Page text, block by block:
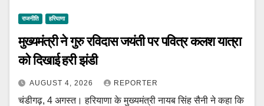
राजनीति हरियाणा
मुख्यमंत्री ने गुरु रविदास जयंती पर पवित्र कलश यात्रा
को दिखाई हरी झंडी
AUGUST 4, 2026 REPORTER
चंडीगढ़, 4 अगस्त। हरियाणा के मुख्यमंत्री नायब सिंह सैनी ने कहा कि